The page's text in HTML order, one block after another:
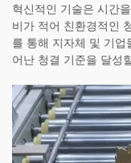
혁신적인 기술은 시간
비가 적어 친환경적인
를 통해 지자체 및 기업
어난 청결 기준을 달성